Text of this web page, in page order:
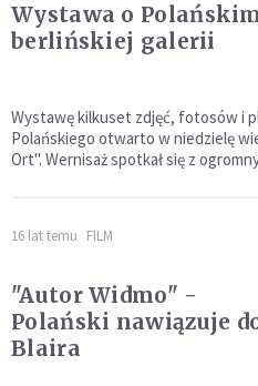
Wystawa o
berlińskiej galerii
Wystawę kilkuset zdjęć, fotosów i
Polańskiego otwarto w niedzielę
Ort". Wernisaż spotkał się z
16 lat temu FILM
"Autor Widmo" -
Polański nawiązuje
Blaira